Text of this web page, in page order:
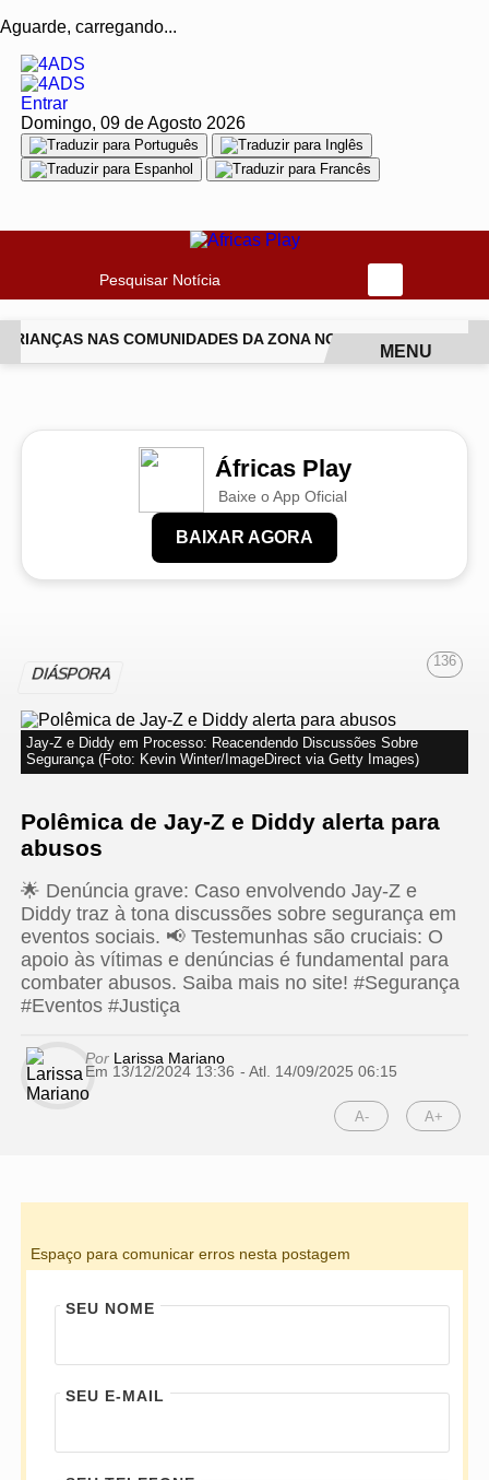
Aguarde, carregando...
Entrar
Domingo, 09 de Agosto 2026
Pesquisar Notícia
NAS COMUNIDADES DA ZONA NORTE DO RIO
MENU
Áfricas Play
Baixe o App Oficial
BAIXAR AGORA
DIÁSPORA
136
Jay-Z e Diddy em Processo: Reacendendo Discussões Sobre
Segurança (Foto: Kevin Winter/ImageDirect via Getty Images)
Polêmica de Jay-Z e Diddy alerta para
abusos
🌟 Denúncia grave: Caso envolvendo Jay-Z e
Diddy traz à tona discussões sobre segurança em
eventos sociais. 📢 Testemunhas são cruciais: O
apoio às vítimas e denúncias é fundamental para
combater abusos. Saiba mais no site! #Segurança
#Eventos #Justiça
Por Larissa Mariano
Em 13/12/2024 13:36 - Atl. 14/09/2025 06:15
A- A+
Espaço para comunicar erros nesta postagem
SEU NOME
SEU E-MAIL